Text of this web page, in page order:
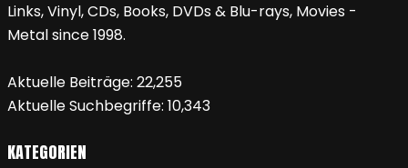
Links, Vinyl, CDs, Books, DVDs & Blu-rays, Movies -
Metal since 1998.
Aktuelle Beiträge: 22,255
Aktuelle Suchbegriffe: 10,343
KATEGORIEN